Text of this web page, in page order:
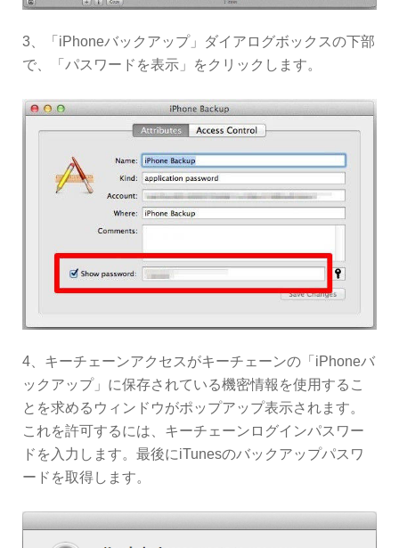
3、「iPhoneバックアップ」ダイアログボックスの下部
で、「パスワードを表示」をクリックします。
4、キーチェーンアクセスがキーチェーンの「iPhoneバ
ックアップ」に保存されている機密情報を使用するこ
とを求めるウィンドウがポップアップ表示されます。
これを許可するには、キーチェーンログインパスワー
ドを入力します。最後にiTunesのバックアップパスワ
ードを取得します。